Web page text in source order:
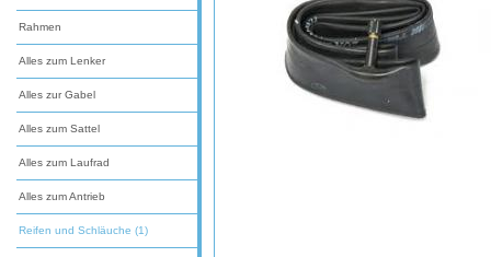
Rahmen
Alles zum Lenker
Alles zur Gabel
Alles zum Sattel
Alles zum Laufrad
Alles zum Antrieb
Reifen und Schläuche (1)